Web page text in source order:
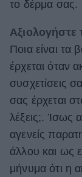
το δέρμα σας.
Αξιολογήστε
Ποια είναι τα
έρχεται όταν
συσχετίσεις
σας έρχεται
λέξεις;. Ίσως
αγενείς
άλλου και ως
μήνυμα ότι η